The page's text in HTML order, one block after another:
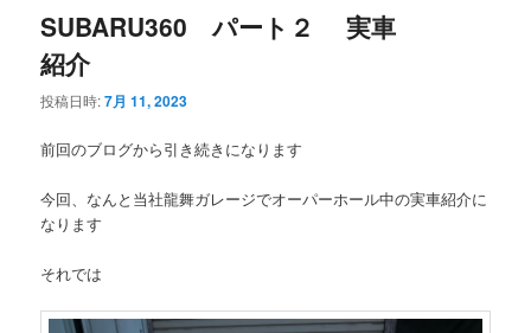
SUBARU360 パート２ 実車
紹介
投稿日時:7月 11, 2023
前回のブログから引き続きになります
今回、なんと当社龍舞ガレージでオーパーホール中の実車紹介に
なります
それでは